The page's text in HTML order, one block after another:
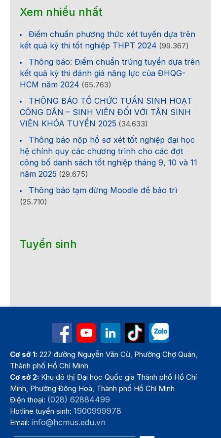
Xem nhiều nhất
Điểm chuẩn phương thức xét tuyển dựa trên
kết quả kỳ thi tốt nghiệp THPT 2024 (99.367)
Thông báo: Điểm chuẩn trúng tuyển dựa trên
kết quả kỳ thi đánh giá năng lực của ĐHQG-
HCM năm 2024 (65.763)
THÔNG BÁO TỔ CHỨC TUẦN SINH HOẠT
CÔNG DÂN – SINH VIÊN ĐỐI VỚI TÂN SINH
VIÊN KHÓA TUYỂN 2025 (34.633)
Thông báo nộp hồ sơ xét tốt nghiệp đại học
hệ chính quy các chương trình cho các đợt
công bố danh sách tốt nghiệp tháng 9, 10 và 11
năm 2025 (29.675)
Thông báo tạm dừng Moodle để bảo trì
(25.710)
Tuyển sinh
Cơ sở 1: 227 đường Nguyễn Văn Cừ, Phường Chợ Quán,
Thành phố Hồ Chí Minh
Cơ sở 2: Khu đô thị Đại học Quốc gia Thành phố Hồ Chí
Minh, Phường Đông Hoà, Thành phố Hồ Chí Minh
Điện thoại: (028) 62884499
Hotline tuyển sinh:1900999978
Email:info@hcmus.edu.vn